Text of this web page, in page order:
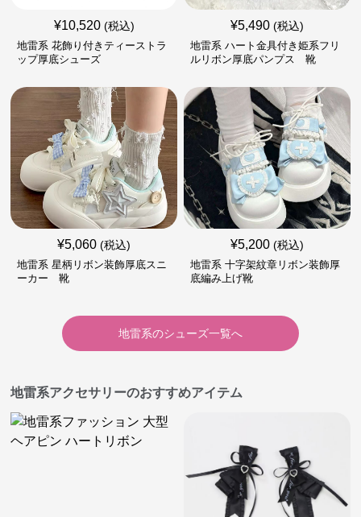
¥10,520 (税込)
地雷系 花飾り付きティーストラ
ップ厚底シューズ
¥5,490 (税込)
地雷系 ハート金具付き姫系フリ
ルリボン厚底パンプス 靴
¥5,060 (税込)
地雷系 星柄リボン装飾厚底スニ
ーカー 靴
¥5,200 (税込)
地雷系 十字架紋章リボン装飾厚
底編み上げ靴
地雷系のシューズ一覧へ
地雷系アクセサリーのおすすめアイテム